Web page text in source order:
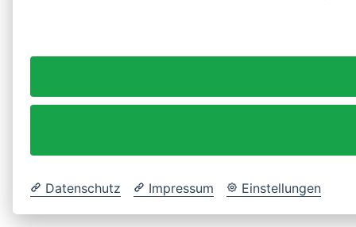
Datenschutz Impressum Einstellungen